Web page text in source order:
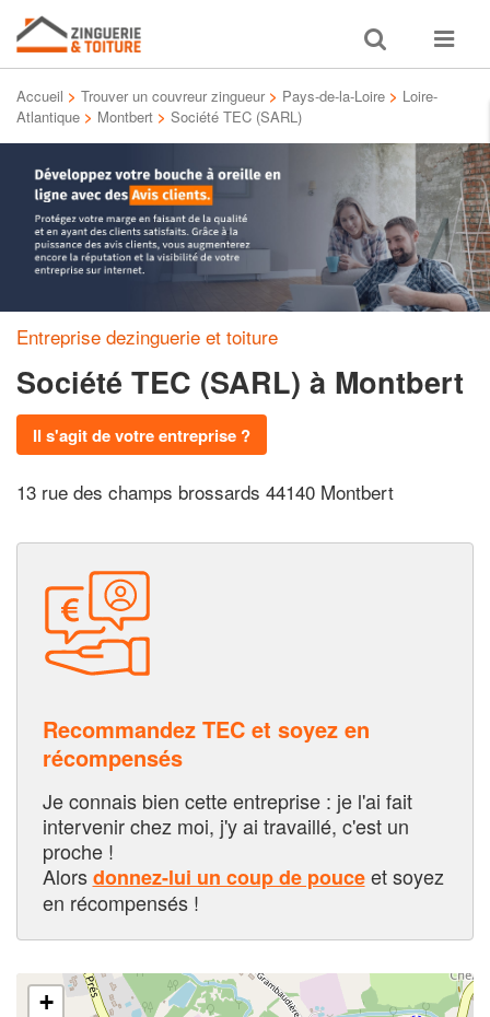
Toggle
search
Toggle
Accueil > Trouver un couvreur zingueur > Pays-de-la-Loire > Loire-
Atlantique > Montbert > Société TEC (SARL)
Entreprise dezinguerie et toiture
Société TEC (SARL) à Montbert
Il s'agit de votre entreprise ?
13 rue des champs brossards 44140 Montbert
Recommandez TEC et soyez en
récompensés
Je connais bien cette entreprise : je l'ai fait
intervenir chez moi, j'y ai travaillé, c'est un
proche !
Alorsdonnez-lui un coup de pouceet soyez
en récompensés !
+